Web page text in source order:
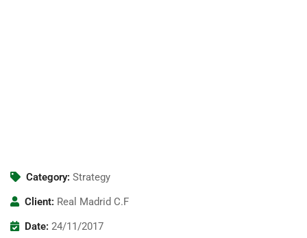
Category: Strategy
Client: Real Madrid C.F
Date: 24/11/2017